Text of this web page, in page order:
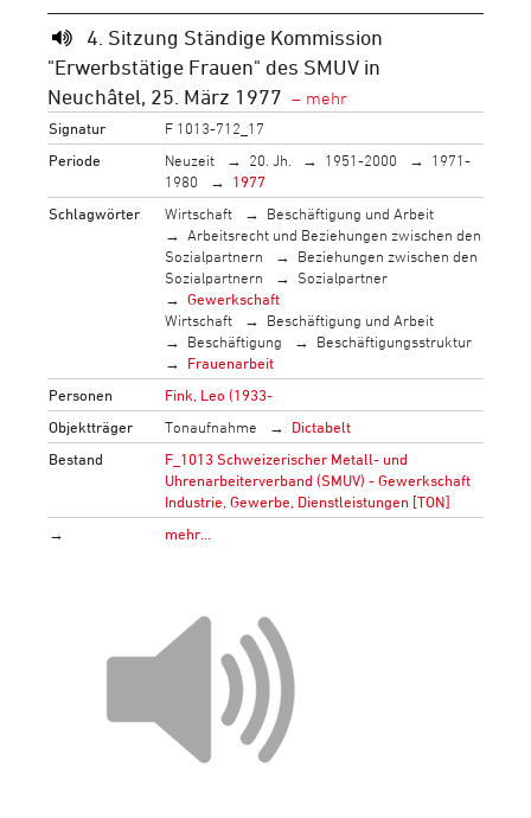
4. Sitzung Ständige Kommission
"Erwerbstätige Frauen" des SMUV in
Neuchâtel, 25. März 1977
Signatur
F 1013-712_17
Periode
Neuzeit 20. Jh. 1951-2000
1971-
1980
1977
Schlagwörter
Wirtschaft
Beschäftigung und Arbeit
Arbeitsrecht und Beziehungen zwischen den
Sozialpartnern
Beziehungen zwischen den
Sozialpartnern
Sozialpartner
Gewerkschaft
Wirtschaft
Beschäftigung und Arbeit
Beschäftigung
Beschäftigungsstruktur
Frauenarbeit
Personen
Fink, Leo (1933-
Objektträger
Tonaufnahme
Dictabelt
Bestand
F_1013 Schweizerischer Metall- und
Uhrenarbeiterverband (SMUV) - Gewerkschaft
Industrie, Gewerbe, Dienstleistungen [TON]
→
mehr…